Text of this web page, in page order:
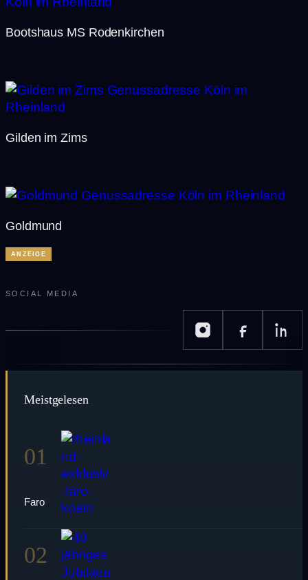
Bootshaus MS Rodenkirchen
Gilden im Zims
Goldmund
SOCIAL MEDIA
ANZEIGE
Meistgelesen
01
Faro
02